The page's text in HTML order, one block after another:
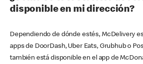
disponible en mi dirección?
Dependiendo de dónde estés, McDelivery
apps de DoorDash, Uber Eats, Grubhub o
también está disponible en el app de